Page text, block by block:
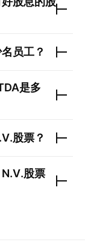
员工？
是多
股票？
股票